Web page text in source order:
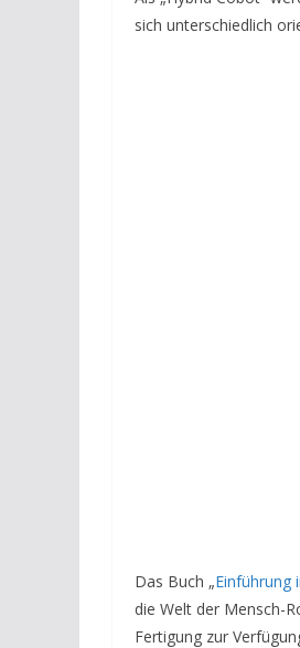
sich unterschiedlich
Das Buch „Einführung
die Welt der Mensch-
Fertigung zur